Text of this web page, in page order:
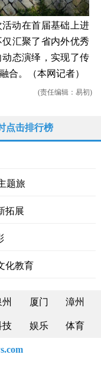
动在首届基础上进
汇聚了省内外优秀
态演绎，实现了传
合。（本网记者）
(责任编辑：易初)
点击排行榜
题旅
拓展
化教育
州 厦门 漳州
技 娱乐 体育